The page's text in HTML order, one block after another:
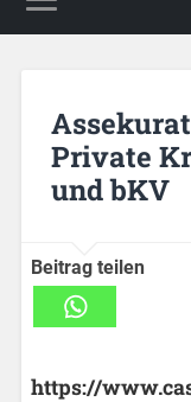
Private
und bKV
Beitrag teilen
https://